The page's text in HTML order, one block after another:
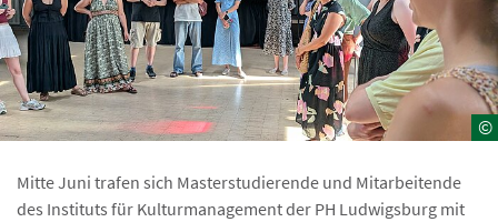
©
Mitte Juni trafen sich Masterstudierende und Mitarbeitende
des Instituts für Kulturmanagement der PH Ludwigsburg mit